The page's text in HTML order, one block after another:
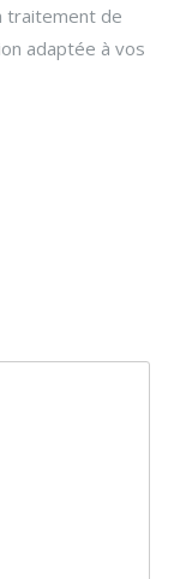
traitement de
adaptée à vos